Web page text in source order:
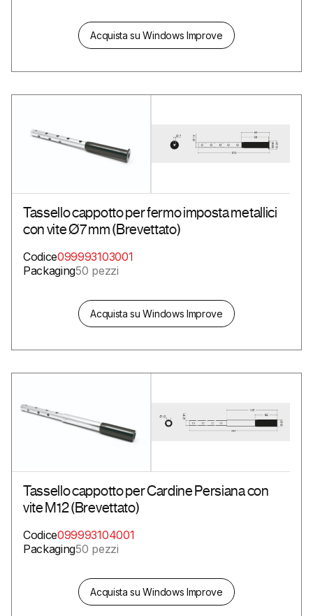
Acquista su Windows Improve
Tassello cappotto per fermo imposta metallici
con vite Ø7 mm (Brevettato)
Codice099993103001
Packaging50 pezzi
Acquista su Windows Improve
Tassello cappotto per Cardine Persiana con
vite M12 (Brevettato)
Codice099993104001
Packaging50 pezzi
Acquista su Windows Improve